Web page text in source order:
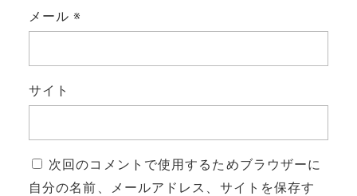
メール※
サイト
次回のコメントで使用するためブラウザーに
自分の名前、メールアドレス、サイトを保存す